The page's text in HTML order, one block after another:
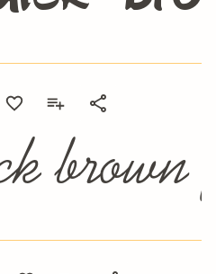
brown